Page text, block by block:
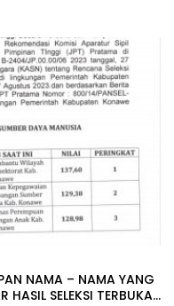
NAMA – NAMA YANG
SELEKSI TERBUKA